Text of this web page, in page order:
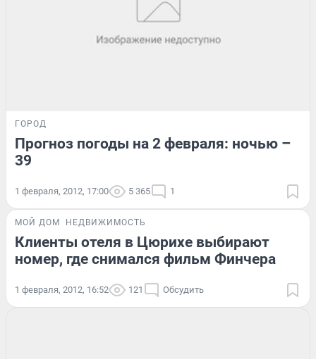
ГОРОД
Прогноз погоды на 2 февраля: ночью –
39
1 февраля, 2012, 17:00 5 365 1
МОЙ ДОМ НЕДВИЖИМОСТЬ
Клиенты отеля в Цюрихе выбирают
номер, где снимался фильм Финчера
1 февраля, 2012, 16:52 121 Обсудить